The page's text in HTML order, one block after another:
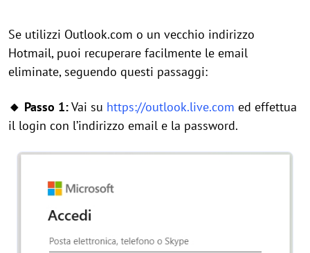
Se utilizzi Outlook.com o un vecchio indirizzo
Hotmail, puoi recuperare facilmente le email
eliminate, seguendo questi passaggi:
🔸 Passo 1:Vai su https://outlook.live.com ed effettua
il login con l’indirizzo email e la password.